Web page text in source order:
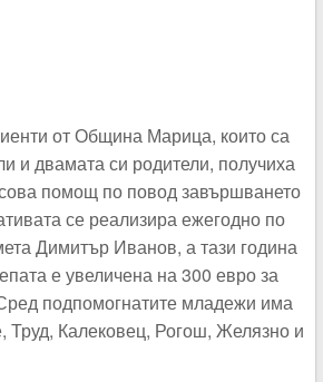
от Община Марица, които са
и двамата си родители, получиха
помощ по повод завършването
се реализира ежегодно по
Димитър Иванов, а тази година
е увеличена на 300 евро за
подпомогнатите младежи има
Труд, Калековец, Рогош, Желязно и